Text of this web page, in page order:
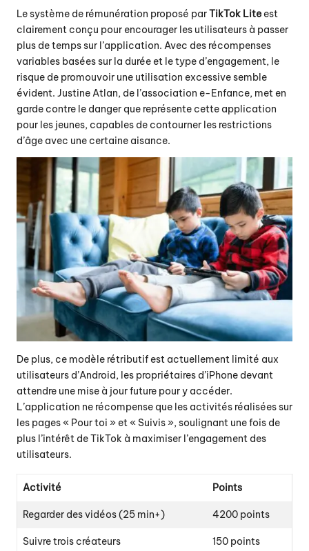
Le système de rémunération proposé parTikTok Lite est
clairement conçu pour encourager les utilisateurs à passer
plus de temps sur l’application. Avec des récompenses
variables basées sur la durée et le type d’engagement, le
risque de promouvoir une utilisation excessive semble
évident. Justine Atlan, de l’association e-Enfance, met en
garde contre le danger que représente cette application
pour les jeunes, capables de contourner les restrictions
d’âge avec une certaine aisance.
De plus, ce modèle rétributif est actuellement limité aux
utilisateurs d’Android, les propriétaires d’iPhone devant
attendre une mise à jour future pour y accéder.
L’application ne récompense que les activités réalisées sur
les pages « Pour toi » et « Suivis », soulignant une fois de
plus l’intérêt de TikTok à maximiser l’engagement des
utilisateurs.
Activité Points
Regarder des vidéos (25 min+) 4200 points
Suivre trois créateurs 150 points